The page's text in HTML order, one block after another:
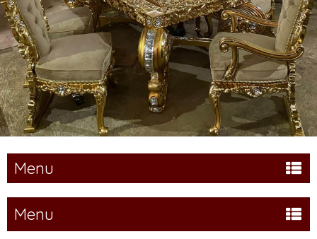
Menu
Menu